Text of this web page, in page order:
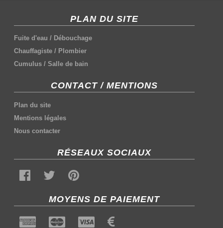
PLAN DU SITE
Fuite d'eau / Débouchage
Chauffagiste / Plombier
Cumulus /Salle de bain
CONTACT / MENTIONS
Plan du site
Mentions légales
Nous contacter
RÉSEAUX SOCIAUX
MOYENS DE PAIEMENT